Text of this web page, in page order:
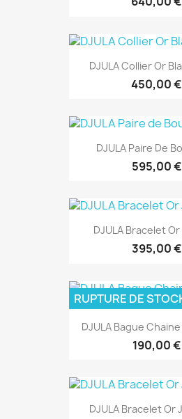
DJULA Collier Or
450,00 €
DJULA Paire De
595,00 €
DJULA Bracelet
395,00 €
DJULA Bague
190,00 €
RUPTURE DE
DJULA Bracelet Or